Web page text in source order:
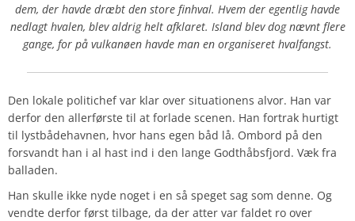
dem, der havde dræbt den store finhval. Hvem der egentlig havde
nedlagt hvalen, blev aldrig helt afklaret. Island blev dog nævnt flere
gange, for på vulkanøen havde man en organiseret hvalfangst.
Den lokale politichef var klar over situationens alvor. Han var
derfor den allerførste til at forlade scenen. Han fortrak hurtigt
til lystbådehavnen, hvor hans egen båd lå. Ombord på den
forsvandt han i al hast ind i den lange Godthåbsfjord. Væk fra
balladen.
Han skulle ikke nyde noget i en så speget sag som denne. Og
vendte derfor først tilbage, da der atter var faldet ro over